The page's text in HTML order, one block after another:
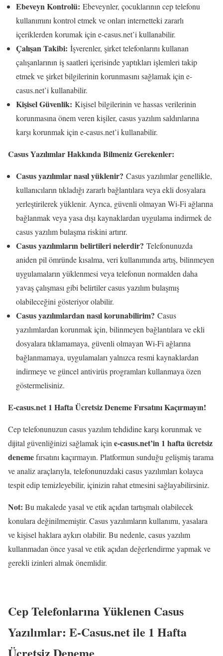
Ebeveyn Kontrolü: Ebeveynler, çocuklarının cep telefonu
kullanımını kontrol etmek ve onları internetteki zararlı
içeriklerden korumak için e-casus.net’i kullanabilir.
Çalışan Takibi: İşverenler, şirket telefonlarını kullanan
çalışanlarının iş saatleri içerisinde yaptıkları işlemleri takip
etmek ve şirket bilgilerinin korunmasını sağlamak için e-
casus.net’i kullanabilir.
Kişisel Güvenlik: Kişisel bilgilerinin ve hassas verilerinin
korunmasına önem veren kişiler, casus yazılım saldırılarına
karşı korunmak için e-casus.net’i kullanabilir.
Casus Yazılımlar Hakkında Bilmeniz Gerekenler:
Casus yazılımlar nasıl yüklenir? Casus yazılımlar genellikle,
kullanıcıların tıkladığı zararlı bağlantılara veya ekli dosyalara
yerleştirilerek yüklenir. Ayrıca, güvenli olmayan Wi-Fi ağlarına
bağlanmak veya yasa dışı kaynaklardan uygulama indirmek de
casus yazılım bulaşma riskini artırır.
Casus yazılımların belirtileri nelerdir? Telefonunuzda
aniden pil ömründe kısalma, veri kullanımında artış, bilinmeyen
uygulamaların yüklenmesi veya telefonun normalden daha
yavaş çalışması gibi belirtiler casus yazılım bulaşmış
olabileceğini gösteriyor olabilir.
Casus yazılımlardan nasıl korunabilirim? Casus
yazılımlardan korunmak için, bilinmeyen bağlantılara ve ekli
dosyalara tıklamamaya, güvenli olmayan Wi-Fi ağlarına
bağlanmamaya, uygulamaları yalnızca resmi kaynaklardan
indirmeye ve güncel antivirüs programları kullanmaya özen
göstermelisiniz.
E-casus.net 1 Hafta Ücretsiz Deneme Fırsatını Kaçırmayın!
Cep telefonunuzun casus yazılım tehdidine karşı korunmak ve
dijital güvenliğinizi sağlamak içine-casus.net’in 1 hafta ücretsiz
denemefırsatını kaçırmayın. Platformun sunduğu gelişmiş tarama
ve analiz araçlarıyla, telefonunuzdaki casus yazılımları kolayca
tespit edip temizleyebilir, içinizin rahat etmesini sağlayabilirsiniz.
Not: Bu makalede yasal ve etik açıdan tartışmalı olabilecek
konulara değinilmemiştir. Casus yazılımların kullanımı, yasalara
ve kişisel haklara aykırı olabilir. Bu nedenle, casus yazılım
kullanmadan önce yasal ve etik açıdan değerlendirme yapmak ve
gerekli izinleri almak önemlidir.
Cep Telefonlarına Yüklenen Casus
Yazılımlar: E-Casus.net ile 1 Hafta